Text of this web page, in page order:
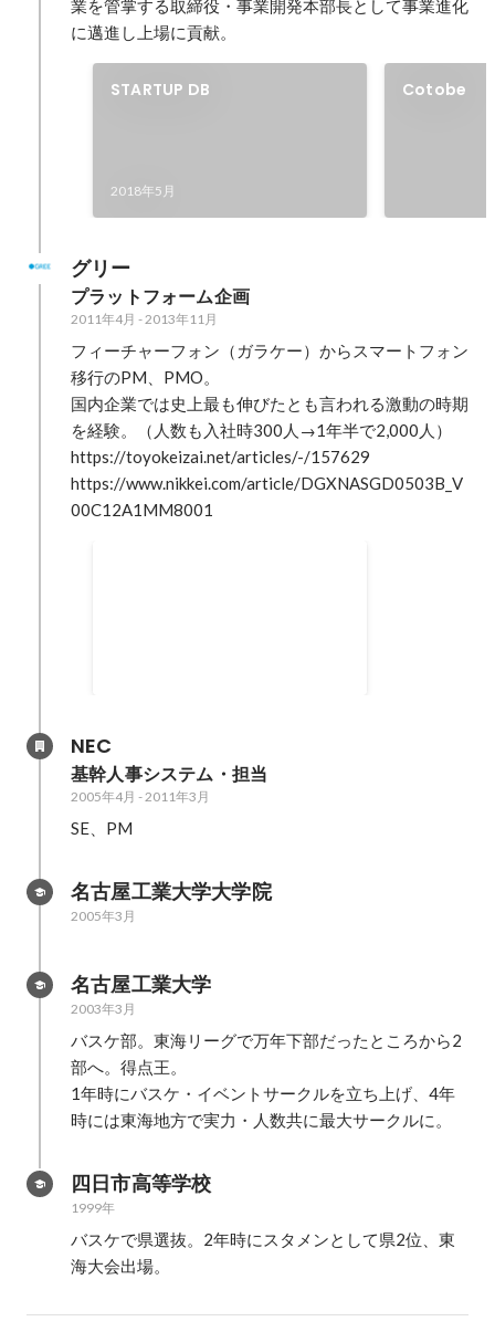
業を管掌する取締役・事業開発本部長として事業進化
に邁進し上場に貢献。
STARTUP DB
2018年5月
Cotobe
グリー
プラットフォーム企画
2011年4月 -2013年11月
フィーチャーフォン（ガラケー）からスマートフォン
移行のPM、PMO。
国内企業では史上最も伸びたとも言われる激動の時期
を経験。（人数も入社時300人→1年半で2,000人）
https://toyokeizai.net/articles/-/157629
https://www.nikkei.com/article/DGXNASGD0503B_V
NEC
基幹人事システム・担当
2005年4月 -2011年3月
SE、PM
名古屋工業大学大学院
2005年3月
名古屋工業大学
2003年3月
バスケ部。東海リーグで万年下部だったところから2
部へ。得点王。
1年時にバスケ・イベントサークルを立ち上げ、4年
時には東海地方で実力・人数共に最大サークルに。
四日市高等学校
1999年
バスケで県選抜。2年時にスタメンとして県2位、東
海大会出場。